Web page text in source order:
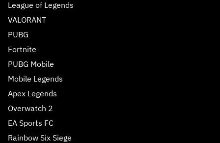
League of Legends
VALORANT
PUBG
Fortnite
PUBG Mobile
Mobile Legends
Apex Legends
Overwatch 2
EA Sports FC
Rainbow Six Siege